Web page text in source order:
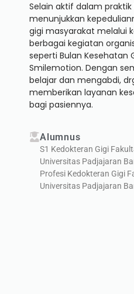
Selain aktif dalam praktik
menunjukkan
gigi masyarakat melalui
berbagai kegiatan
seperti Bulan Kesehatan
Smilemotion. Dengan
belajar dan mengabdi,
memberikan layanan
bagi pasiennya.
Alumnus
S1 Kedokteran Gigi
Universitas Padjajaran
Profesi Kedokteran Gigi
Universitas Padjajaran